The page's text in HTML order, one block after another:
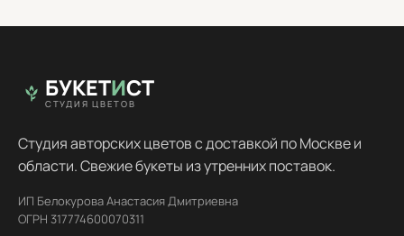
БУКЕТИСТ
СТУДИЯ ЦВЕТОВ
Студия авторских цветов с доставкой по Москве и
области. Свежие букеты из утренних поставок.
ИП Белокурова Анастасия Дмитриевна
ОГРН 317774600070311